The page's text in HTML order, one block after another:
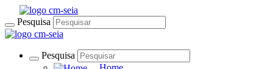
Pesquisa
Pesquisa